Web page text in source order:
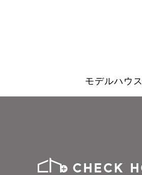
モデルハウス